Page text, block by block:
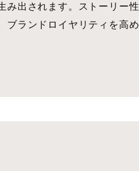
み出されます。ストーリー性
ブランドロイヤリティを高め